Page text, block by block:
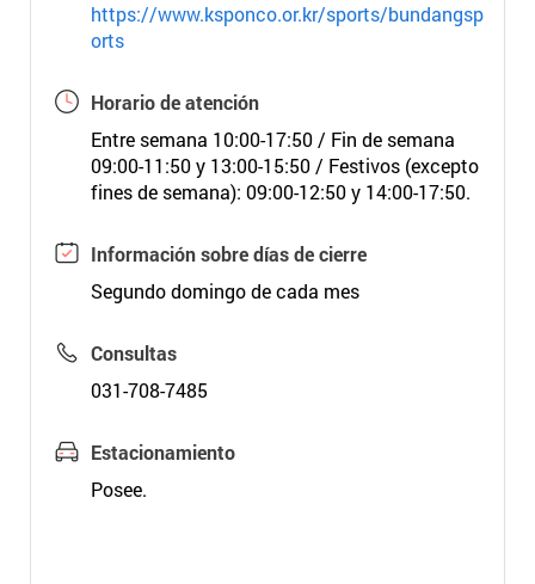
https://www.ksponco.or.kr/sports/bundangsp
orts
Horario de atención
Entre semana 10:00-17:50 / Fin de semana
09:00-11:50 y 13:00-15:50 / Festivos (excepto
fines de semana): 09:00-12:50 y 14:00-17:50.
Información sobre días de cierre
Segundo domingo de cada mes
Consultas
031-708-7485
Estacionamiento
Posee.